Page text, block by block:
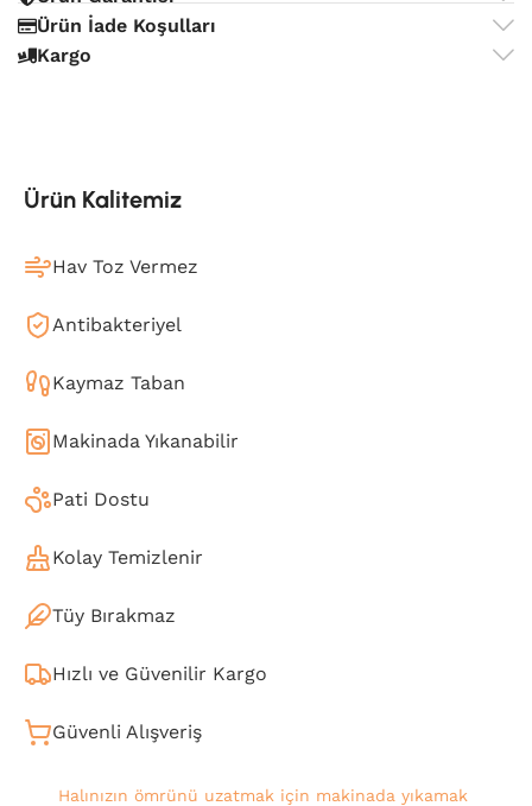
Ürün İade Koşulları
Kargo
Ürün Kalitemiz
Hav Toz Vermez
Antibakteriyel
Kaymaz Taban
Makinada Yıkanabilir
Pati Dostu
Kolay Temizlenir
Tüy Bırakmaz
Hızlı ve Güvenilir Kargo
Güvenli Alışveriş
Halınızın ömrünü uzatmak için makinada yıkamak